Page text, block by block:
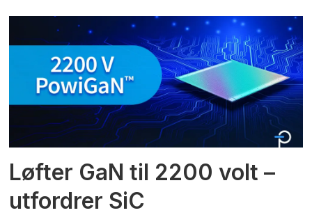
Løfter GaN til 2200 volt –
utfordrer SiC